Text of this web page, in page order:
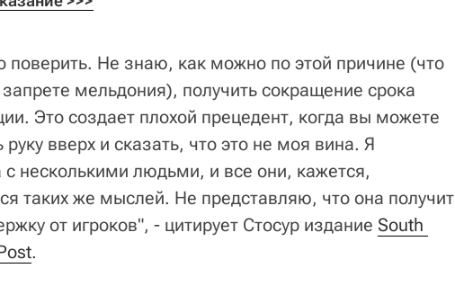
поверить. Не знаю, как можно по этой причине (что
мельдония), получить сокращение срока
Это создает плохой прецедент, когда вы можете
руку вверх и сказать, что это не моя вина. Я
с несколькими людьми, и все они, кажется,
таких же мыслей. Не представляю, что она получит
от игроков", - цитирует Стосур издание South
.